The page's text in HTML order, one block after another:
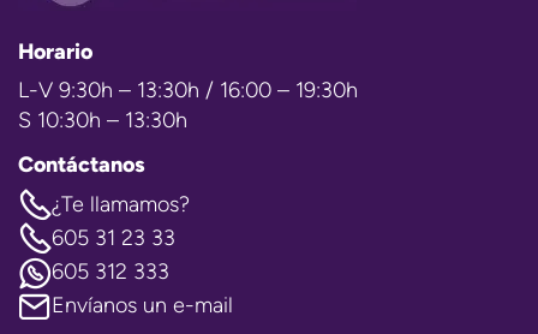
Horario
L-V 9:30h – 13:30h / 16:00 – 19:30h
S 10:30h – 13:30h
Contáctanos
¿Te llamamos?
605 31 23 33
605 312 333
Envíanos un e-mail